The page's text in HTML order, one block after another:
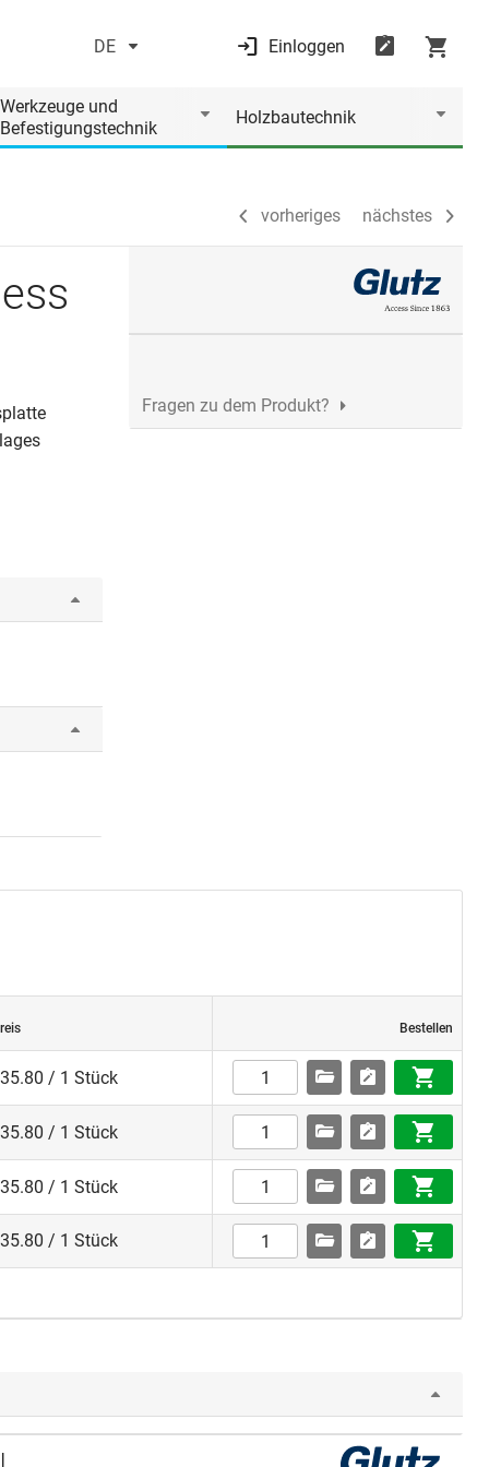
DE Einloggen
Werkzeuge und
Befestigungstechnik
Holzbautechnik
vorheriges nächstes
vorheriges nächstes
Fragen zu dem Produkt?
Bestellen
/ 1 Stück
/ 1 Stück
/ 1 Stück
/ 1 Stück